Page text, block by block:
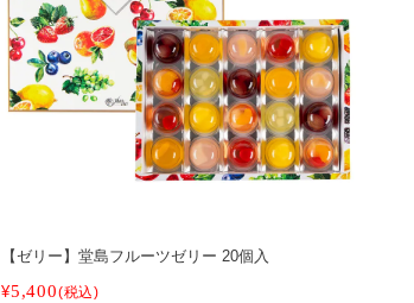
【ゼリー】堂島フルーツゼリー 20個入
¥5,400 税込